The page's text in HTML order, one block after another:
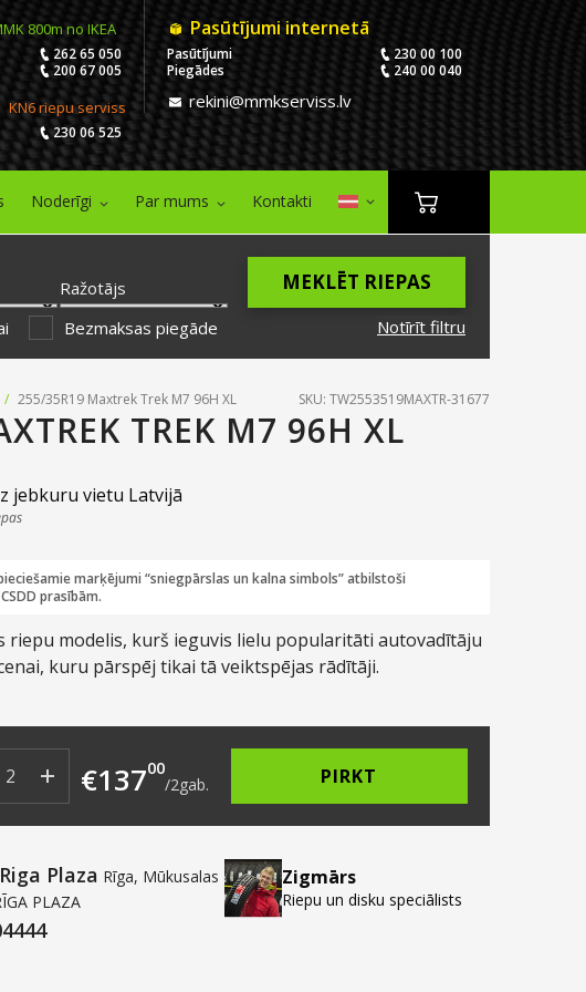
800m no IKEA
262 65 050
200 67 005
KN6 riepu serviss
230 06 525
Pasūtījumi internetā
Pasūtījumi
230 00 100
Piegādes
240 00 040
rekini@mmkserviss.lv
Noderīgi Par mums Kontakti
Ražotājs
Notīrīt filtru
MEKLĒT RIEPAS
Bezmaksas piegāde
/ 255/35R19 Maxtrek Trek M7 96H XL SKU: TW2553519MAXTR-31677
TREK M7 96H XL
jebkuru vietu Latvijā
marķējumi “sniegpārslas un kalna simbols” atbilstoši
prasībām.
riepu modelis, kurš ieguvis lielu popularitāti autovadītāju
kuru pārspēj tikai tā veiktspējas rādītāji.
€95.00.
is: €68.50.
€13700
/2gab. PIRKT
Plaza
PLAZA
Zigmārs
Riepu un disku speciālists